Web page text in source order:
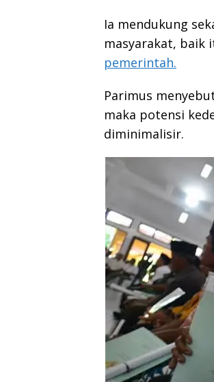
Ia mendukung
masyarakat, baik
pemerintah.
Parimus
maka potensi
diminimalisir.